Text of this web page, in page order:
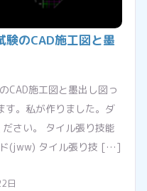
のCAD施工図と墨
CAD施工図と墨出し図っ
す。私が作りました。ダ
さい。 タイル張り技能
ド(jww) タイル張り技 […]
日